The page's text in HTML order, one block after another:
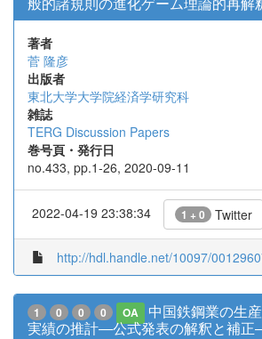
著者
菅 隆彦
出版者
東北大学大学院経済学研究科
雑誌
TERG Discussion Papers
巻号頁・発行日
no.433, pp.1-26, 2020-09-11
2022-04-19 23:38:34 1 + 0 Twitter
http://hdl.handle.net/10097/
1 0 0 0 OA
中国鉄鋼業の生
実績の推計―公式発表の解釈と補